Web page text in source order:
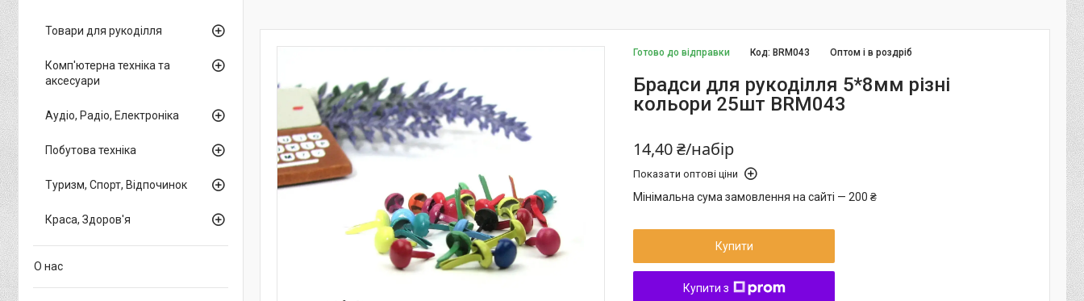
Готово до відправки Оптом і в роздріб
Код: BRM043
Брадси для рукоділля 5*8мм різні
кольори 25шт BRM043
14,40 ₴/набір
Показати оптові ціни
Мінімальна сума замовлення на сайті — 200 ₴
Купити
Купити з
Товари для рукоділля
Комп'ютерна техніка та
аксесуари
Аудіо, Радіо, Електроніка
Побутова техніка
Туризм, Спорт, Відпочинок
Краса, Здоров'я
О нас